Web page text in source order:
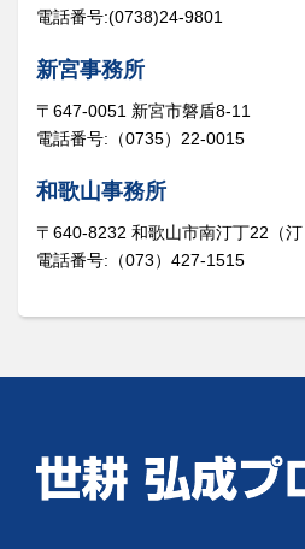
電話番号:(0738)24-9801
新宮事務所
〒647-0051 新宮市磐盾8-11
電話番号:（0735）22-0015
和歌山事務所
〒640-8232 和歌山市南汀丁22（汀
電話番号:（073）427-1515